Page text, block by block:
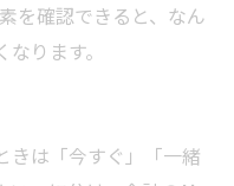
を確認できると、なん
ります。
きは「今すぐ」「一緒